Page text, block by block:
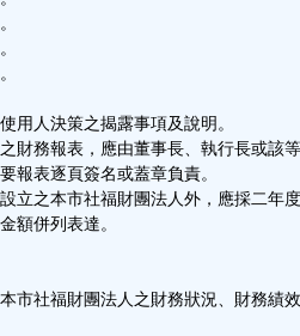
用人決策之揭露事項及說明。
財務報表，應由董事長、執行長或該
報表逐頁簽名或蓋章負責。
立之本市社福財團法人外，應採二年
額併列表達。
市社福財團法人之財務狀況、財務績